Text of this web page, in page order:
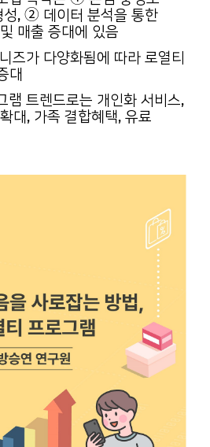
성, ② 데이터 분석을 통한
매출 증대에 있음
즈가 다양화됨에 따라 로열티
대
램 트렌드로는 개인화 서비스,
대, 가족 결합혜택, 유료